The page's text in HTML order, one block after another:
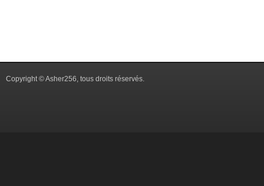
Copyright © Asher256, tous droits réservés.